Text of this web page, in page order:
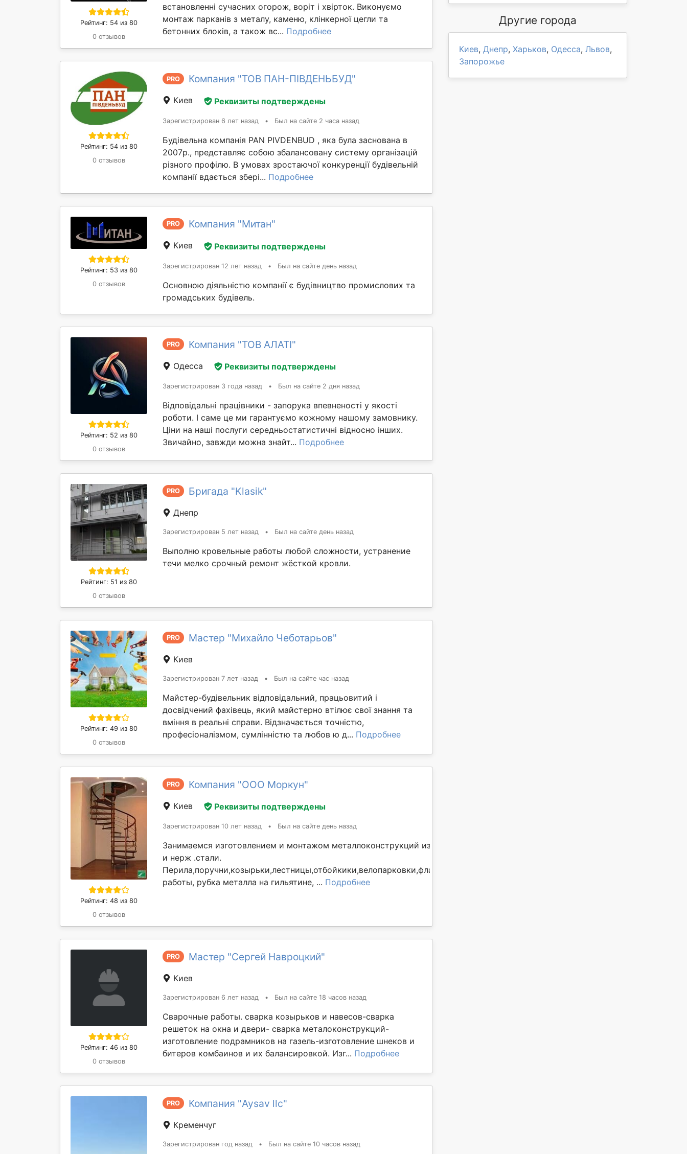
Рейтинг: 54 из 80
0 отзывов
встановленні сучасних огорож, воріт і хвірток. Виконуємо
монтаж парканів з металу, каменю, клінкерної цегли та
бетонних блоків, а також вс... Подробнее
Рейтинг: 54 из 80
0 отзывов
PRO Компания "ТОВ ПАН-ПІВДЕНЬБУД"
Киев Реквизиты подтверждены
Зарегистрирован 6 лет назад • Был на сайте 2 часа назад
Будівельна компанія PAN PIVDENBUD , яка була заснована в
2007р., представляє собою збалансовану систему організацій
різного профілю. В умовах зростаючої конкуренції будівельній
компанії вдається збері... Подробнее
Рейтинг: 53 из 80
0 отзывов
PRO Компания "Митан"
Киев Реквизиты подтверждены
Зарегистрирован 12 лет назад • Был на сайте день назад
Основною діяльністю компанії є будівництво промислових та
громадських будівель.
Рейтинг: 52 из 80
0 отзывов
PRO Компания "ТОВ АЛАТІ"
Одесса Реквизиты подтверждены
Зарегистрирован 3 года назад • Был на сайте 2 дня назад
Відповідальні працівники - запорука впевненості у якості
роботи. І саме це ми гарантуємо кожному нашому замовнику.
Ціни на наші послуги середньостатистичні відносно інших.
Звичайно, завжди можна знайт... Подробнее
Рейтинг: 51 из 80
0 отзывов
PRO Бригада "Klasik"
Днепр
Зарегистрирован 5 лет назад • Был на сайте день назад
Выполню кровельные работы любой сложности, устранение
течи мелко срочный ремонт жёсткой кровли.
Рейтинг: 49 из 80
0 отзывов
PRO Мастер "Михайло Чеботарьов"
Киев
Зарегистрирован 7 лет назад • Был на сайте час назад
Майстер-будівельник відповідальний, працьовитий і
досвідчений фахівець, який майстерно втілює свої знання та
вміння в реальні справи. Відзначається точністю,
професіоналізмом, сумлінністю та любов ю д... Подробнее
Рейтинг: 48 из 80
0 отзывов
PRO Компания "ООО Моркун"
Киев Реквизиты подтверждены
Зарегистрирован 10 лет назад • Был на сайте день назад
Занимаемся изготовлением и монтажом металлоконструкций из черного металла
и нерж .стали.
Перила,поручни,козырьки,лестницы,отбойкики,велопарковки,флагштоки,токарные
работы, рубка металла на гильятине, ... Подробнее
Рейтинг: 46 из 80
0 отзывов
PRO Мастер "Сергей Навроцкий"
Киев
Зарегистрирован 6 лет назад • Был на сайте 18 часов назад
Сварочные работы. сварка козырьков и навесов-сварка
решеток на окна и двери- сварка металоконструкций-
изготовление подрамников на газель-изготовление шнеков и
битеров комбаинов и их балансировкой. Изг... Подробнее
PRO Компания "Aysav llc"
Кременчуг
Зарегистрирован год назад • Был на сайте 10 часов назад
Другие города
Киев, Днепр, Харьков, Одесса, Львов,
Запорожье